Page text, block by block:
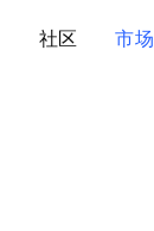
社区 市场